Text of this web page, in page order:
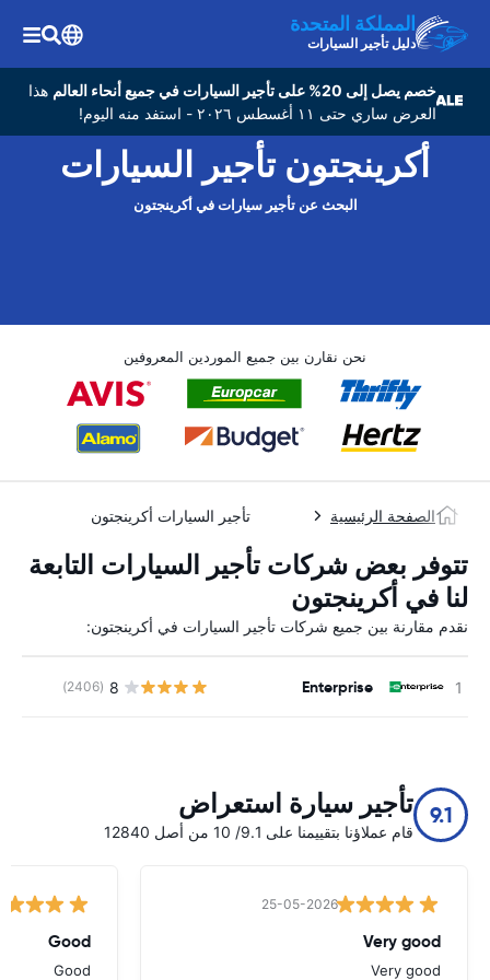
المملكة المتحدة
دليل تأجير السيارات
خصم يصل إلى 20% على تأجير السيارات في جميع أنحاء العالم
هذا
العرض ساري حتى ١١ أغسطس ٢٠٢٦ - استفد منه اليوم!
أكرينجتون تأجير السيارات
البحث عن تأجير سيارات في أكرينجتون
نحن نقارن بين جميع الموردين المعروفين
الصفحة الرئيسية تأجير السيارات أكرينجتون
تتوفر بعض شركات تأجير السيارات التابعة
لنا في أكرينجتون
نقدم مقارنة بين جميع شركات تأجير السيارات في أكرينجتون:
Enterprise
8
(2406)
9.1 تأجير سيارة استعراض
قام عملاؤنا بتقييمنا على 9.1/ 10 من أصل 12840
25-05-2026
Very good
Very good
Good
Good